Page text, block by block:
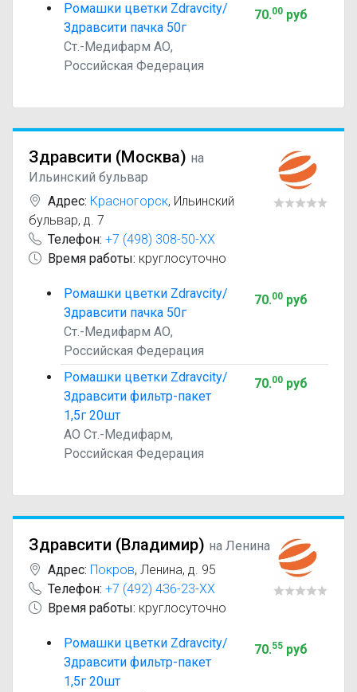
Ромашки цветки Zdravcity/
Здравсити пачка 50г
Ст.-Медифарм АО,
Российская Федерация
70.00руб
Здравсити (Москва) на
Ильинский бульвар
Адрес: Красногорск, Ильинский
бульвар, д. 7
Телефон: +7 (498) 308-50-XX
Время работы: круглосуточно
Ромашки цветки Zdravcity/
Здравсити пачка 50г
Ст.-Медифарм АО,
Российская Федерация
70.00руб
Ромашки цветки Zdravcity/
Здравсити фильтр-пакет
1,5г 20шт
АО Ст.-Медифарм,
Российская Федерация
70.00руб
Здравсити (Владимир) на Ленина
Адрес: Покров, Ленина, д. 95
Телефон: +7 (492) 436-23-XX
Время работы: круглосуточно
Ромашки цветки Zdravcity/
Здравсити фильтр-пакет
1,5г 20шт
70.55руб